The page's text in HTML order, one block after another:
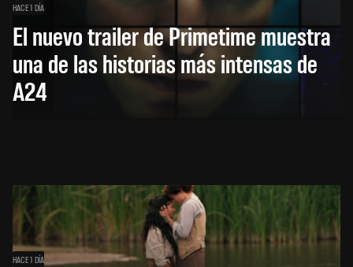
HACE 1 DÍA
El nuevo trailer de Primetime muestra
una de las historias más intensas de
A24
HACE 1 DÍA